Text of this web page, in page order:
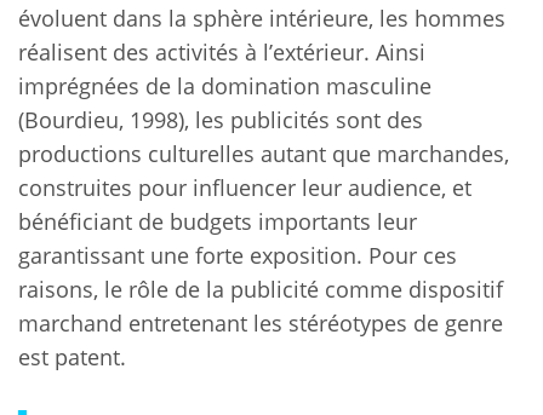
évoluent dans la sphère intérieure, les hommes
réalisent des activités à l’extérieur. Ainsi
imprégnées de la domination masculine
(Bourdieu, 1998), les publicités sont des
productions culturelles autant que marchandes,
construites pour influencer leur audience, et
bénéficiant de budgets importants leur
garantissant une forte exposition. Pour ces
raisons, le rôle de la publicité comme dispositif
marchand entretenant les stéréotypes de genre
est patent.